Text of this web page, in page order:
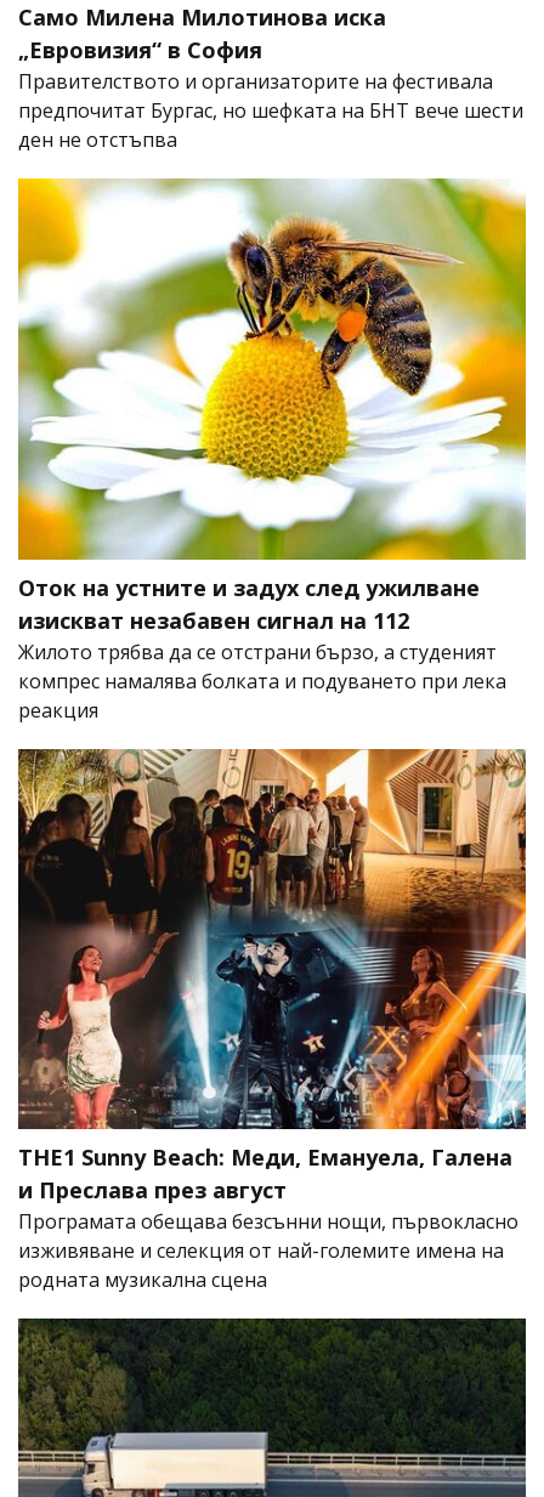
Само Милена Милотинова иска
„Евровизия“ в София
Правителството и организаторите на фестивала
предпочитат Бургас, но шефката на БНТ вече шести
ден не отстъпва
Оток на устните и задух след ужилване
изискват незабавен сигнал на 112
Жилото трябва да се отстрани бързо, а студеният
компрес намалява болката и подуването при лека
реакция
THE1 Sunny Beach: Меди, Емануела, Галена
и Преслава през август
Програмата обещава безсънни нощи, първокласно
изживяване и селекция от най-големите имена на
родната музикална сцена